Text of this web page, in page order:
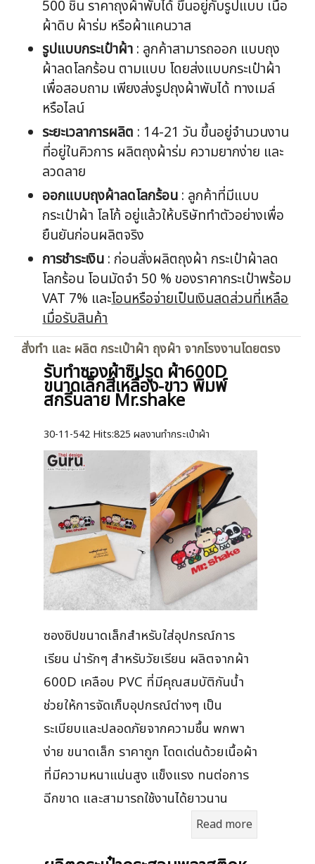
500 ชิ้น ราคาถุงผ้าพับได้ ขึ้นอยู่กับรูปแบบ เนื้อ
ผ้าดิบ ผ้าร่ม หรือผ้าแคนวาส
รูปแบบกระเป๋าผ้า : ลูกค้าสามารถออก แบบถุง
ผ้าลดโลกร้อน ตามแบบ โดยส่งแบบกระเป๋าผ้า
เพื่อสอบถาม เพียงส่งรูปถุงผ้าพับได้ ทางเมล์
หรือไลน์
ระยะเวลาการผลิต : 14-21 วัน ขึ้นอยู่จำนวนงาน
ที่อยู่ในคิวการ ผลิตถุงผ้าร่ม ความยากง่าย และ
ลวดลาย
ออกแบบถุงผ้าลดโลกร้อน : ลูกค้าที่มีแบบ
กระเป๋าผ้า โลโก้ อยู่แล้วให้บริษัททำตัวอย่างเพื่อ
ยืนยันก่อนผลิตจริง
การชำระเงิน : ก่อนสั่งผลิตถุงผ้า กระเป๋าผ้าลด
โลกร้อน โอนมัดจำ 50 % ของราคากระเป๋าพร้อม
VAT 7% และโอนหรือจ่ายเป็นเงินสดส่วนที่เหลือ
เมื่อรับสินค้า
สั่งทำ และ ผลิต กระเป๋าผ้า ถุงผ้า จากโรงงานโดยตรง
รับทำซองผ้าซิปรูด ผ้า600D
ขนาดเล็กสีเหลือง-ขาว พิมพ์
สกรีนลาย Mr.shake
30-11-542 Hits:825 ผลงานทำกระเป๋าผ้า
ซองซิปขนาดเล็กสำหรับใส่อุปกรณ์การ
เรียน น่ารักๆ สำหรับวัยเรียน ผลิตจากผ้า
600D เคลือบ PVC ที่มีคุณสมบัติกันน้ำ
ช่วยให้การจัดเก็บอุปกรณ์ต่างๆ เป็น
ระเบียบและปลอดภัยจากความชื้น พกพา
ง่าย ขนาดเล็ก ราคาถูก โดดเด่นด้วยเนื้อผ้า
ที่มีความหนาแน่นสูง แข็งแรง ทนต่อการ
ฉีกขาด และสามารถใช้งานได้ยาวนาน
Read more